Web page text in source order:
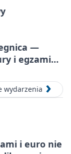
—
i egzaminu
wydarzenia
i euro nie